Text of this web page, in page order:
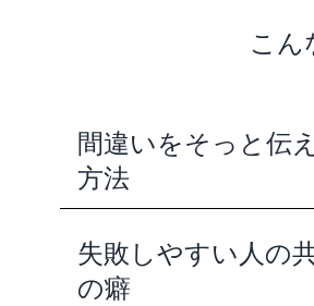
こ
間違いをそっと伝
方法
失敗しやすい人の
の癖